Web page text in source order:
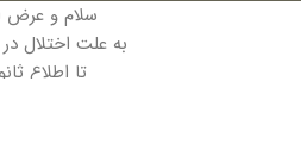
سلام و عرض
به علت اختلال
تا اطلاع